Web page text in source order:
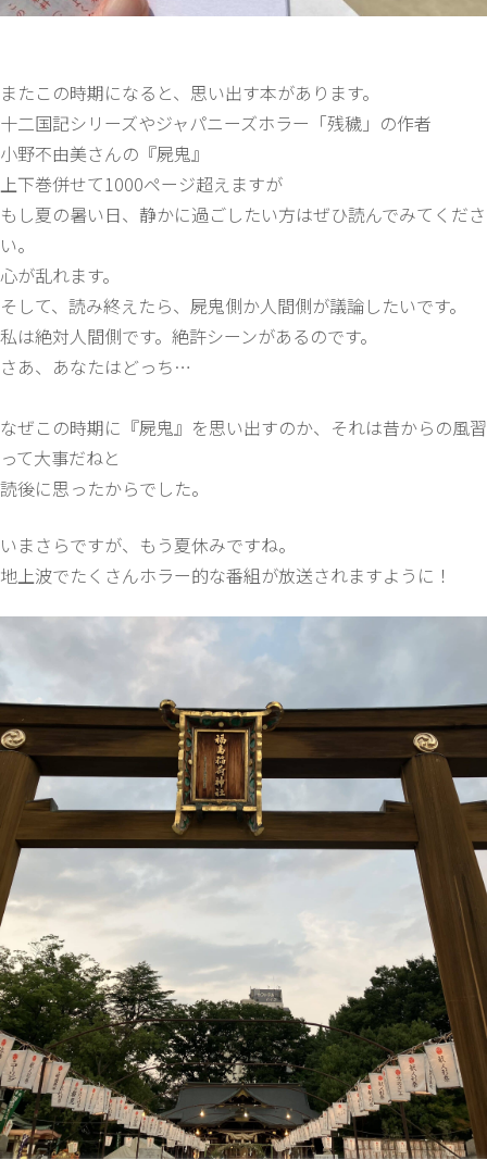
またこの時期になると、思い出す本があります。
十二国記シリーズやジャパニーズホラー「残穢」の作者
小野不由美さんの『屍鬼』
上下巻併せて1000ページ超えますが
もし夏の暑い日、静かに過ごしたい方はぜひ読んでみてくださ
い。
心が乱れます。
そして、読み終えたら、屍鬼側か人間側が議論したいです。
私は絶対人間側です。絶許シーンがあるのです。
さあ、あなたはどっち…
なぜこの時期に『屍鬼』を思い出すのか、それは昔からの風習
って大事だねと
読後に思ったからでした。
いまさらですが、もう夏休みですね。
地上波でたくさんホラー的な番組が放送されますように！